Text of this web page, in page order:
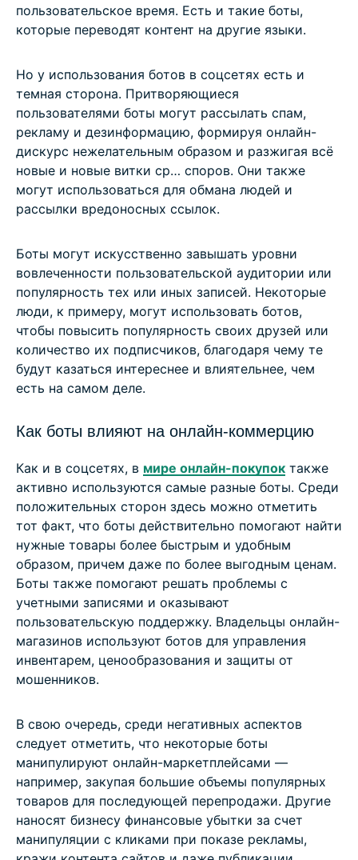
пользовательское время. Есть и такие боты,
которые переводят контент на другие языки.
Но у использования ботов в соцсетях есть и
темная сторона. Притворяющиеся
пользователями боты могут рассылать спам,
рекламу и дезинформацию, формируя онлайн-
дискурс нежелательным образом и разжигая всё
новые и новые витки ср… споров. Они также
могут использоваться для обмана людей и
рассылки вредоносных ссылок.
Боты могут искусственно завышать уровни
вовлеченности пользовательской аудитории или
популярность тех или иных записей. Некоторые
люди, к примеру, могут использовать ботов,
чтобы повысить популярность своих друзей или
количество их подписчиков, благодаря чему те
будут казаться интереснее и влиятельнее, чем
есть на самом деле.
Как боты влияют на онлайн-коммерцию
Как и в соцсетях, в мире онлайн-покупок также
активно используются самые разные боты. Среди
положительных сторон здесь можно отметить
тот факт, что боты действительно помогают найти
нужные товары более быстрым и удобным
образом, причем даже по более выгодным ценам.
Боты также помогают решать проблемы с
учетными записями и оказывают
пользовательскую поддержку. Владельцы онлайн-
магазинов используют ботов для управления
инвентарем, ценообразования и защиты от
мошенников.
В свою очередь, среди негативных аспектов
следует отметить, что некоторые боты
манипулируют онлайн-маркетплейсами —
например, закупая большие объемы популярных
товаров для последующей перепродажи. Другие
наносят бизнесу финансовые убытки за счет
манипуляции с кликами при показе рекламы,